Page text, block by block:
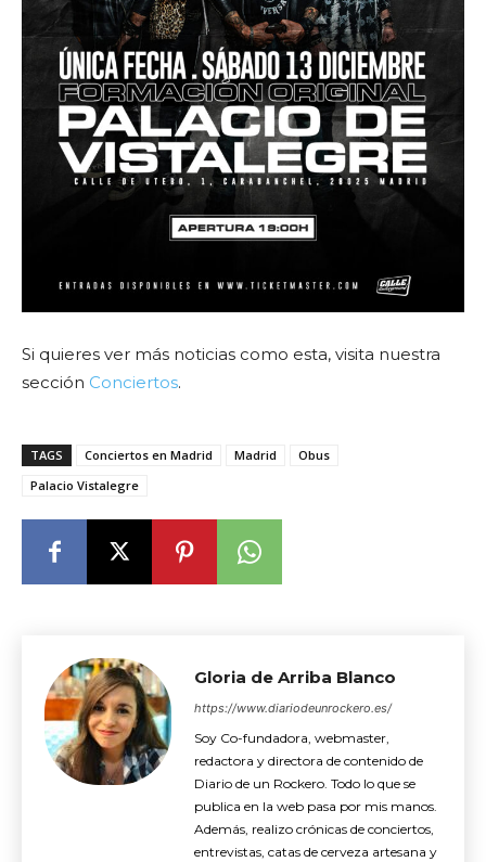
Si quieres ver más noticias como esta, visita nuestra
sección Conciertos.
TAGS Conciertos en Madrid Madrid
Obus
Palacio Vistalegre
Gloria de Arriba Blanco
https://www.diariodeunrockero.es/
Soy Co-fundadora, webmaster,
redactora y directora de contenido de
Diario de un Rockero. Todo lo que se
publica en la web pasa por mis manos.
Además, realizo crónicas de conciertos,
entrevistas, catas de cerveza artesana y